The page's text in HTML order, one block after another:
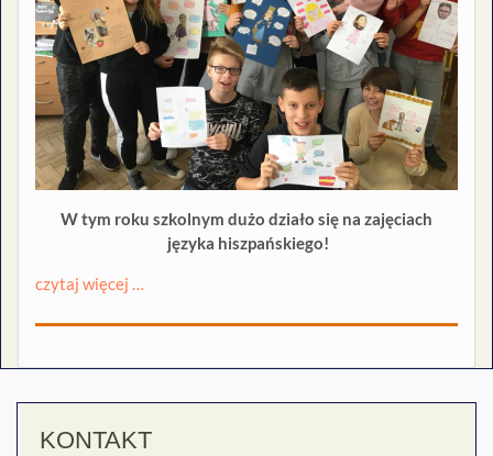
W tym roku szkolnym dużo działo się na zajęciach
języka hiszpańskiego!
czytaj więcej …
KONTAKT